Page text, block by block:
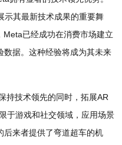
示其最新技术成果的重要舞
已经成功在消费市场建立
数据。这种经验将成为其未来
持技术领先的同时，拓展AR
于游戏和社交领域，应用场景
后来者提供了弯道超车的机